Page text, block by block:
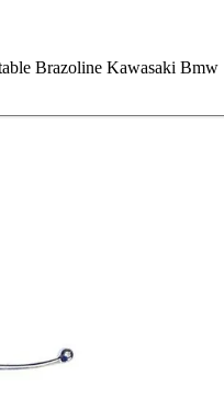
Brazoline Kawasaki Bmw